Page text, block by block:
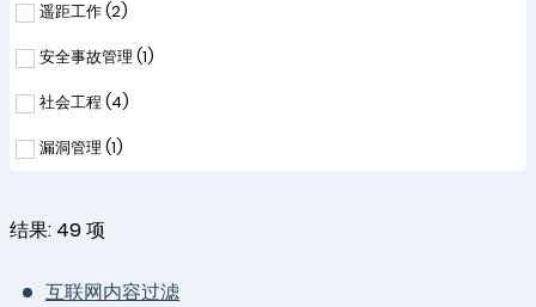
遥距工作 (2)
安全事故管理 (1)
社会工程 (4)
漏洞管理 (1)
结果: 49项
互联网内容过滤